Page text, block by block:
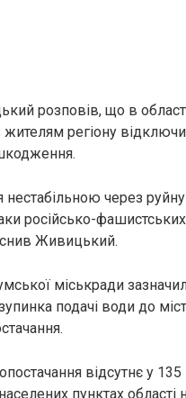
розповів, що в
регіону
нестабільною через
російсько-фашистських
Живицький.
міськради
подачі води до
відсутнє у 135
пунктах області